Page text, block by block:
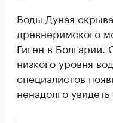
Воды Дуная
древнеримского
Гиген в Болгарии.
низкого уровня
специалистов
ненадолго увидеть